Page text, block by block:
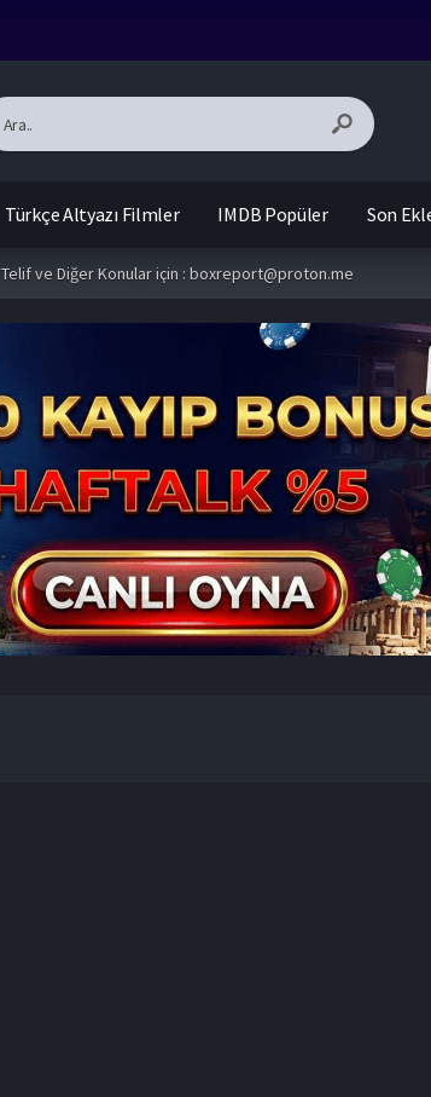
Türkçe Altyazı Filmler IMDB Popüler Son
Telif ve Diğer Konular için : boxreport@proton.me